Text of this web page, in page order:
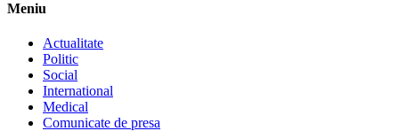
Meniu
Actualitate
Politic
Social
International
Medical
Comunicate de presa